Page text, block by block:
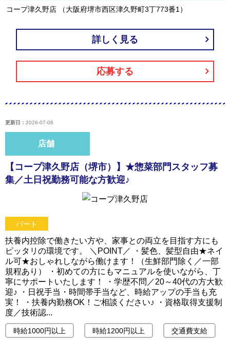
コープ津久野店 （大阪府堺市西区津久野町3丁773番1）
詳しく見る
応募する
更新日： 2026-07-08
店舗
【コープ津久野店（堺市）】★惣菜部門スタッフ募
集／土日祝勤務可能な方歓迎♪
パート
扶養内控除で働きたい方や、家事との両立を目指す方にも
ピッタリの環境です。 ＼POINT／ ・髪色、髪型自由★ネイ
ル可★おしゃれしながら働けます！（生鮮部門除く／一部
規程あり） ・初めての方にもマニュアルを使いながら、丁
寧にサポートいたします！ ・学歴不問／20～40代の方大歓
迎♪ ・日祝手当・時間帯手当など、時給アップの手当も充
実！ ・扶養内勤務OK！ご相談ください♪ ・資格取得支援制
度／技術認...
時給1000円以上 時給1200円以上 交通費支給